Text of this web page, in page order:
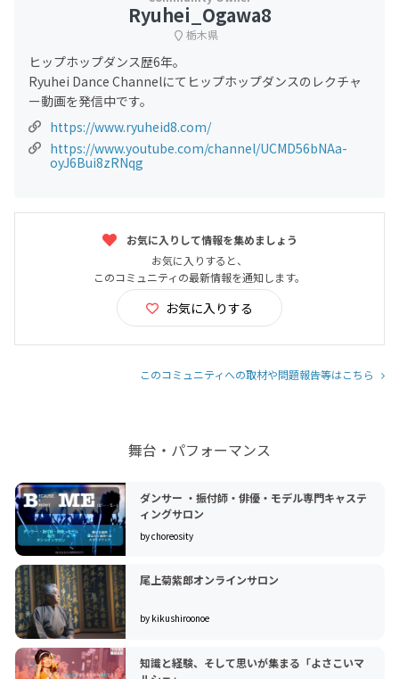
Ryuhei_Ogawa8
栃木県
ヒップホップダンス歴6年。
Ryuhei Dance Channelにてヒップホップダンスのレクチャ
ー動画を発信中です。
https://www.ryuheid8.com/
https://www.youtube.com/channel/UCMD56bNAa-
oyJ6Bui8zRNqg
お気に入りして情報を集めましょう
お気に入りすると、
このコミュニティの最新情報を通知します。
お気に入りする
このコミュニティへの取材や問題報告等はこちら
舞台・パフォーマンス
ダンサー ・振付師・俳優・モデル専門キャステ
ィングサロン
by choreosity
尾上菊紫郎オンラインサロン
by kikushiroonoe
知識と経験、そして思いが集まる「よさこいマ